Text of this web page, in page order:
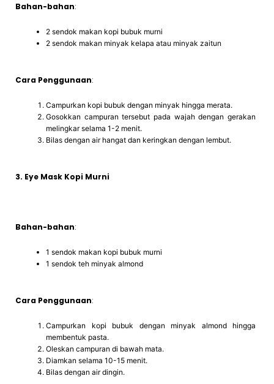
Bahan-bahan:
2 sendok makan kopi bubuk murni
2 sendok makan minyak kelapa atau minyak zaitun
Cara Penggunaan:
Campurkan kopi bubuk dengan minyak hingga merata.
Gosokkan campuran tersebut pada wajah dengan gerakan
melingkar selama 1-2 menit.
Bilas dengan air hangat dan keringkan dengan lembut.
3. Eye Mask Kopi Murni
Bahan-bahan:
1 sendok makan kopi bubuk murni
1 sendok teh minyak almond
Cara Penggunaan:
Campurkan kopi bubuk dengan minyak almond hingga
membentuk pasta.
Oleskan campuran di bawah mata.
Diamkan selama 10-15 menit.
Bilas dengan air dingin.